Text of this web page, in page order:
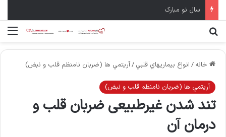
سال نو مبارک
خانه / انواع بيماريهاي قلبي /آريتمي ها (ضربان نامنظم قلب و نبض)
آريتمي ها (ضربان نامنظم قلب و نبض)
تند شدن غیرطبیعی ضربان قلب و
درمان آن